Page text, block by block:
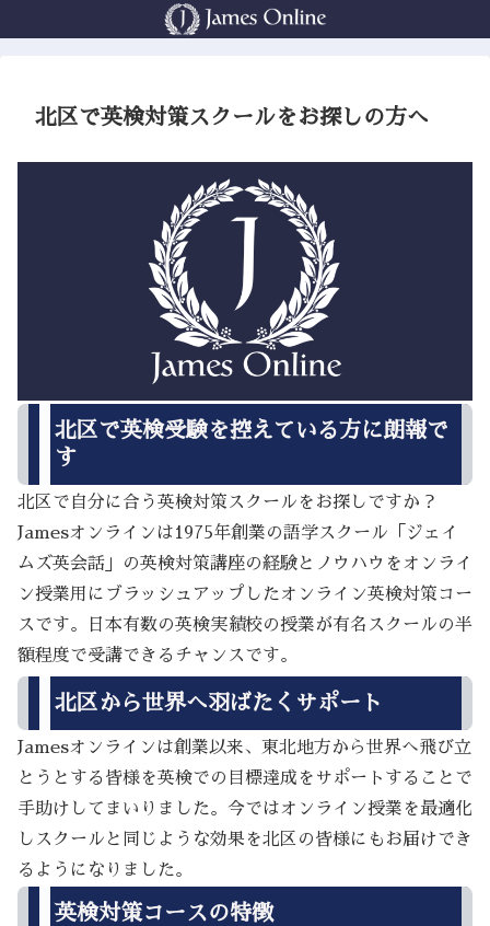
北区で英検対策スクールをお探しの方へ
北区で英検受験を控えている方に朗報で
す
北区で自分に合う英検対策スクールをお探しですか？
Jamesオンラインは1975年創業の語学スクール「ジェイ
ムズ英会話」の英検対策講座の経験とノウハウをオンライ
ン授業用にブラッシュアップしたオンライン英検対策コー
スです。日本有数の英検実績校の授業が有名スクールの半
額程度で受講できるチャンスです。
北区から世界へ羽ばたくサポート
Jamesオンラインは創業以来、東北地方から世界へ飛び立
とうとする皆様を英検での目標達成をサポートすることで
手助けしてまいりました。今ではオンライン授業を最適化
しスクールと同じような効果を北区の皆様にもお届けでき
るようになりました。
英検対策コースの特徴